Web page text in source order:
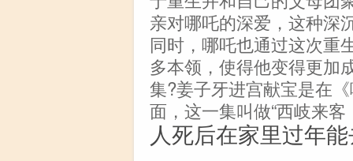
亲对哪吒的深爱，这种深
同时，哪吒也通过这次重
多本领，使得他变得更加
集?姜子牙进宫献宝是在
面，这一集叫做“西岐来客
人死后在家里过年